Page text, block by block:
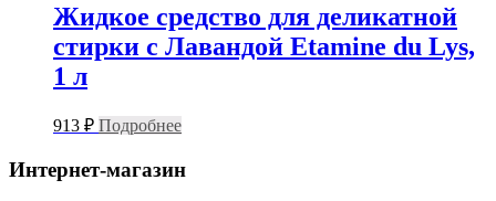
Жидкое средство для деликатной
стирки с Лавандой Etamine du Lys,
1 л
913 ₽ Подробнее
Интернет-магазин